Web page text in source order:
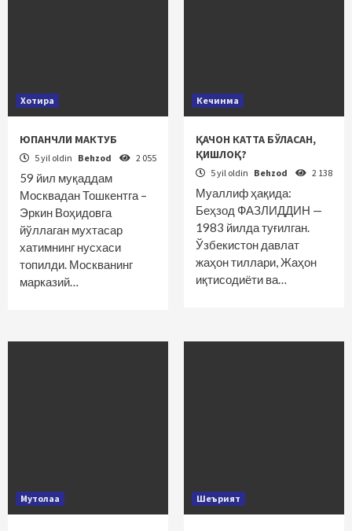
Хотира
ЮПАНЧЛИ МАКТУБ
5 yil oldin Behzod 2 055
59 йил муқаддам
Москвадан Тошкентга –
Эркин Воҳидовга
йўллаган мухтасар
хатимнинг нусхаси
топилди. Москванинг
марказий…
Кечинма
ҚАЧОН КАТТА БЎЛАСАН,
ҚИШЛОҚ?
5 yil oldin Behzod 2 138
Муаллиф ҳақида:
Беҳзод ФАЗЛИДДИН —
1983 йилда туғилган.
Ўзбекистон давлат
жаҳон тиллари, Жаҳон
иқтисодиёти ва…
Мутолаа Шеърият